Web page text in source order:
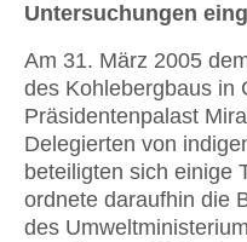
Untersuchungen
Am 31. März 2005
des Kohlebergbaus in
Präsidentenpalast
Delegierten von
beteiligten sich einige
ordnete daraufhin die
des